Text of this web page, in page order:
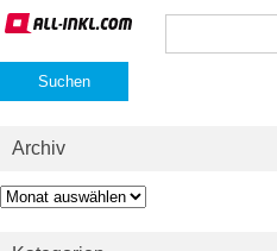
Suchen
Archiv
Archiv